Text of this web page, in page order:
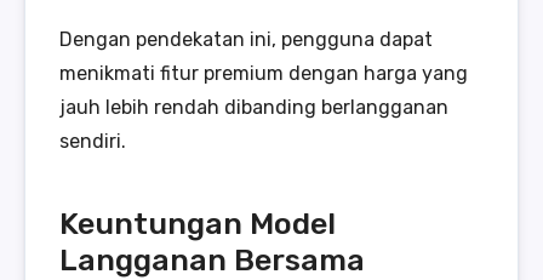
Dengan pendekatan ini, pengguna dapat
menikmati fitur premium dengan harga yang
jauh lebih rendah dibanding berlangganan
sendiri.
Keuntungan Model
Langganan Bersama